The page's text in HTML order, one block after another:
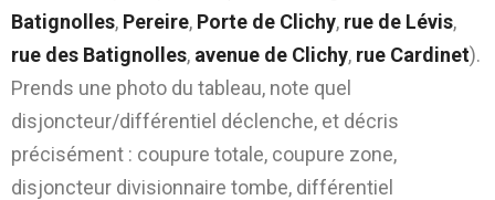
Batignolles, Pereire, Porte de Clichy, rue de Lévis,
rue des Batignolles, avenue de Clichy, rue Cardinet).
Prends une photo du tableau, note quel
disjoncteur/différentiel déclenche, et décris
précisément : coupure totale, coupure zone,
disjoncteur divisionnaire tombe, différentiel